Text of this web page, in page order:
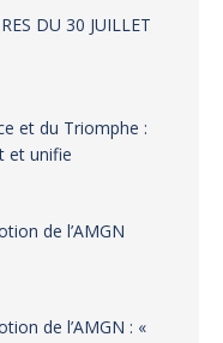
DU 30 JUILLET
et du Triomphe :
et unifie
de l’AMGN
de l’AMGN : «